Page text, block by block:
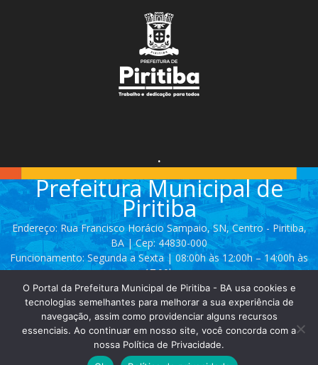
.
Prefeitura Municipal de
Piritiba
Endereço: Rua Francisco Horácio Sampaio, SN, Centro - Piritiba,
BA | Cep: 44830-000
Funcionamento: Segunda a Sexta | 08:00h às 12:00h – 14:00h às
17:00h
Telefone: (74) 3628 - 2111 / 3628 - 2153
Contato:comunicacao@piritiba.ba.gov.br
O Portal da Prefeitura Municipal de Piritiba - BA usa cookies e
tecnologias semelhantes para melhorar a sua experiência de
navegação, assim como providenciar alguns recursos
essenciais. Ao continuar em nosso site, você concorda com a
nossa Política de Privacidade.